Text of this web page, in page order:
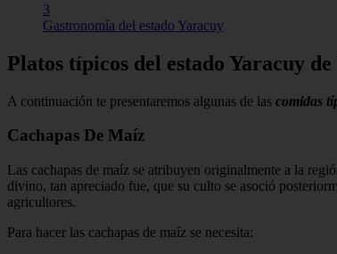
3
Gastronomía del estado Yaracuy
Platos típicos del estado Yaracuy de
A continuación te presentaremos algunas de las comidas
Cachapas De Maíz
Las cachapas de maíz se atribuyen originalmente a la
divino, tan apreciado fue, que su culto se asoció
agricultores.
Para hacer las cachapas de maíz se necesita: